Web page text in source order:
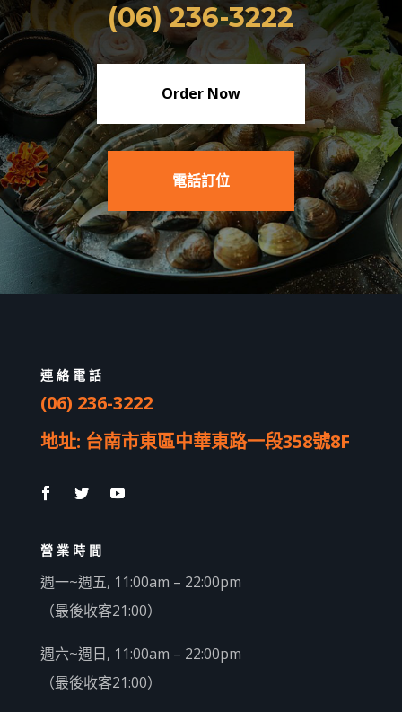
(06) 236-3222
Order Now
電話訂位
連絡電話
(06) 236-3222
地址: 台南市東區中華東路一段358號8F
營業時間
週一~週五, 11:00am – 22:00pm
（最後收客21:00）
週六~週日, 11:00am – 22:00pm
（最後收客21:00）